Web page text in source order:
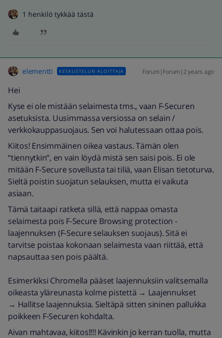
1 henkilö tykkää tästä
elementti KESKUSTELUN ALOITTAJA Forum|Forum|2 years ago
Hei
Kyse ei ole mistään selaimesta tms., vaan F-Securen
asetuksista. Uusimmassa versiossa on selain /
verkkokauppasuojaus. Sen voi halutessaan ottaa pois.
Kiitos! Ensimmäinen oikea vastaus. Tämän olen
“tiennytkin”, en vain löydä mistä sen saisi pois. Ei ole
mitään F-Secure sovellusta tai tiliä, vaan Elisan tietoturva.
Sieltä poistin suojatun selauksen, mutta ei vaikuta
asiaan.
Tämä taitaapi ratketa sillä, että nappaa omasta
selaimesta pois F-Secure Browsing protection -
laajennuksen (F-Secure selauksen suojaus). Sitä ei
tarvitse poistaa kokonaan selaimesta vaan riittää, että
napsauttaa sen pois päältä.
Esimerkiksi Chromella pääset laajennuksiin valitsemalla
oikeasta yläreunasta kolme pistettä → Laajennukset
→ Hallitse laajennuksia. Sieltäpä sitten sininen pallukka
poikkeen F-Securen kohdalta.
Aivan mahtavaa, kiitos!!!! Kävinkin jo kerran tuolla, mutta